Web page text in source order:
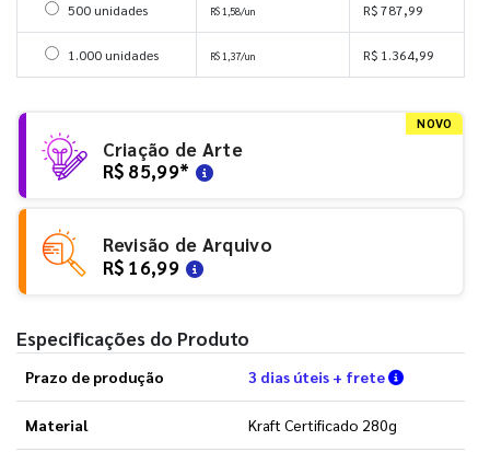
Selecionar 500 unidades
500 unidades R$ 1,58/un R$ 787,99
Selecionar 1000 unidades
1.000 unidades R$ 1,37/un R$ 1.364,99
NOVO
Criação de Arte
R$ 85,99*
Revisão de Arquivo
R$ 16,99
Especificações do Produto
Prazo de produção 3 dias úteis + frete Verifique
Material Kraft Certificado 280g